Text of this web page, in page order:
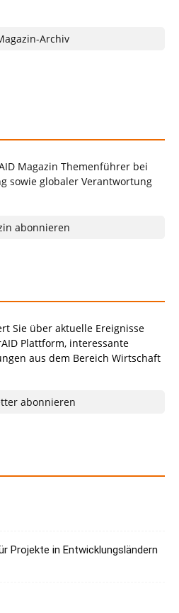
Archiv
abonnieren
Sie über aktuelle Ereignisse
Plattform, interessante
aus dem Bereich Wirtschaft
abonnieren
Projekte in Entwicklungsländern